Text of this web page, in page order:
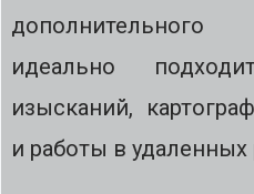
идеально
изысканий,
и работы в удаленных